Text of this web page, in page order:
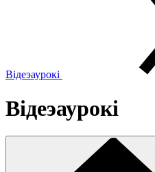
Відеэаурокі
Відеэаурокі